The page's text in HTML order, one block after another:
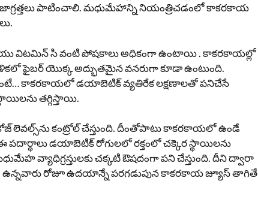
పాటించాలి. మధుమేహాన్ని నియంత్రిచడంలో కాకరకాయ
విటమిన్ సి వంటి పోషకాలు అధికంగా ఉంటాయి . కాకరకాయల్లో
ఫైబర్ యొక్క అద్భుతమైన వనరుగా కూడా ఉంటుంది.
కాకరకాయలో డయాబెటిక్ వ్యతిరేక లక్షణాలతో పనిచేసే
తగ్గిస్తాయి.
లెవల్స్‌ను కంట్రోల్ చేస్తుంది. దీంతోపాటు కాకరకాయలో ఉండే
పదార్ధాలు డయాబెటిక్ రోగులలో రక్తంలో చక్కెర స్థాయిలను
వ్యాధిగ్రస్తులకు చక్కటి ఔషదంగా పని చేస్తుంది. దీని ద్వారా
ఉన్నవారు రోజూ ఉదయాన్నే పరగడుపున కాకరకాయ జ్యూస్ తాగితే